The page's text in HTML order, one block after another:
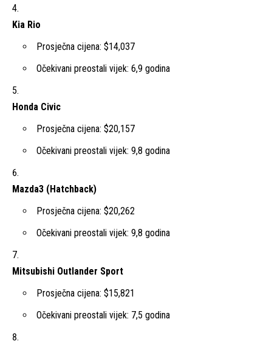
Kia Rio
Prosječna cijena: $14,037
Očekivani preostali vijek: 6,9 godina
Honda Civic
Prosječna cijena: $20,157
Očekivani preostali vijek: 9,8 godina
Mazda3 (Hatchback)
Prosječna cijena: $20,262
Očekivani preostali vijek: 9,8 godina
Mitsubishi Outlander Sport
Prosječna cijena: $15,821
Očekivani preostali vijek: 7,5 godina